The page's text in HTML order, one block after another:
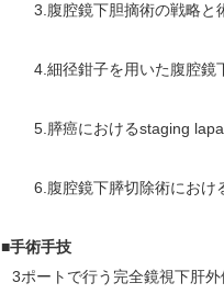
3.腹腔鏡下胆摘術の戦略と
4.細径鉗子を用いた腹腔鏡
5.膵癌におけるstaging
6.腹腔鏡下膵切除術におけ
■手術手技
3ポートで行う完全鏡視下肝